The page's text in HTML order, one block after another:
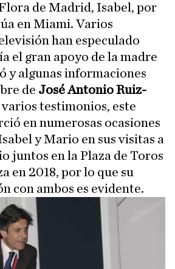
de Madrid, Isabel, por
en Miami. Varios
han especulado
el gran apoyo de la madre
y algunas informaciones
de José Antonio Ruiz-
varios testimonios, este
en numerosas ocasiones
y Mario en sus visitas a
juntos en la Plaza de Toros
en 2018, por lo que su
con ambos es evidente.